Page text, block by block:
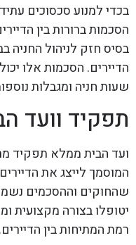
בכדי למנוע סכסוכים
הסכמות ברורות בין
בסיס חזק לניהול החניה
הדיירים. הסכמות אלו
שעות חניה ומגבלות
תפקיד וועד
ועד הבית ממלא תפקיד
המוסמך לייצג את
שהחוקים וההסכמים
יטופלו בצורה מקצועית
רמת המתיחות בין הדיירים.